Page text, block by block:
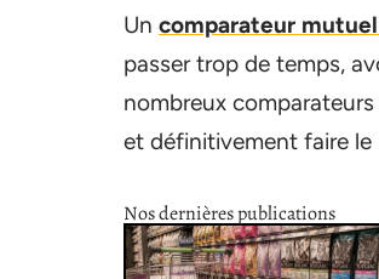
Un comparateur
passer trop de temps,
nombreux
et définitivement faire le
Nos dernières publications